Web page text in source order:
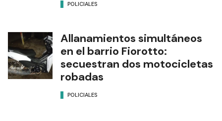
POLICIALES
Allanamientos simultáneos
en el barrio Fiorotto:
secuestran dos motocicletas
robadas
POLICIALES